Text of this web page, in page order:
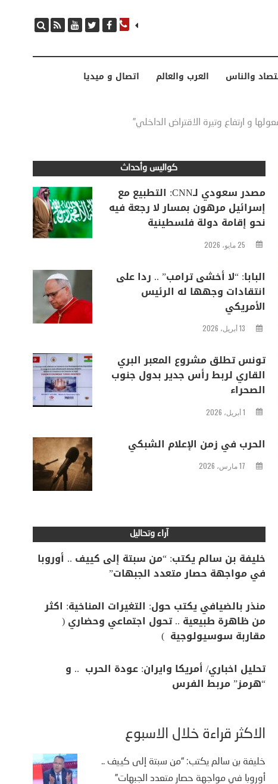
مصدر سعودي لـCNN: التطبيع مع إسرائيل مرهون بمسار لا رجعة فيه نحو إقامة دولة فلسطينية
والناس العرب والعالم اتصال و ميديا
و ارتفاع وتيرة الاقتراض الداخلي”
كواليس وأحداث
مصدر سعودي لـCNN: التطبيع مع
إسرائيل مرهون بمسار لا رجعة فيه
نحو إقامة دولة فلسطينية
25 مايو، 2026
البابا: “لا أخشى ترامب” .. ردا على
انتقادات وجهها له الرئيس
الأمريكي
13 أبريل، 2026
تونس تطلق مشروع المعبر البري
القاري لربط رأس جدير بدول جنوب
الصحراء
1 أبريل، 2026
الحرب في زمن الإعلام الشبكي
17 مارس، 2026
آراء وتحاليل
خليفة بن سالم يكتب: “من سبتة إلى كييف .. أوروبا
في مواجهة حصار متعدد الجبهات”
منذر بالضيافي يكتب حول: التغيرات المناخية: اكثر
من ظاهرة طبيعية .. تحول اجتماعي وحضاري (
مقاربة سوسيولوجية )
تحليل اخباري/ أمريكا وايران: عودة الحرب .. و
“هرمز” مربط الفرس
الأكثر قراءة خلال الأسبوع
خليفة بن سالم يكتب: “من سبتة إلى كييف ..
أوروبا في مواجهة حصار متعدد الجبهات”